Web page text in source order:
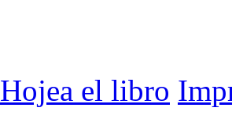
Hojea el libro